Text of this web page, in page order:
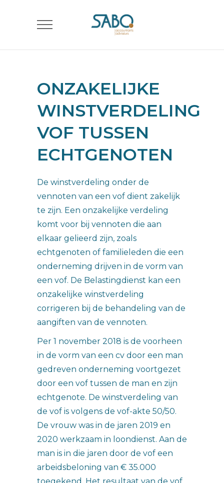
ONZAKELIJKE
WINSTVERDELING
VOF TUSSEN
ECHTGENOTEN
De winstverdeling onder de
vennoten van een vof dient zakelijk
te zijn. Een onzakelijke verdeling
komt voor bij vennoten die aan
elkaar gelieerd zijn, zoals
echtgenoten of familieleden die een
onderneming drijven in de vorm van
een vof. De Belastingdienst kan een
onzakelijke winstverdeling
corrigeren bij de behandeling van de
aangiften van de vennoten.
Per 1 november 2018 is de voorheen
in de vorm van een cv door een man
gedreven onderneming voortgezet
door een vof tussen de man en zijn
echtgenote. De winstverdeling van
de vof is volgens de vof-akte 50/50.
De vrouw was in de jaren 2019 en
2020 werkzaam in loondienst. Aan de
man is in die jaren door de vof een
arbeidsbeloning van € 35.000